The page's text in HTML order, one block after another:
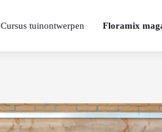
Cursus tuinontwerpen Floramix